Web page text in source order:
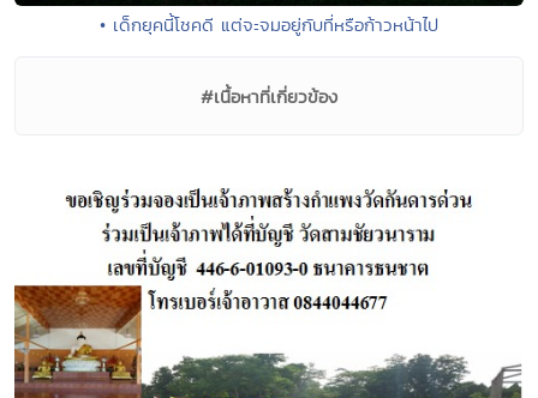
• เด็กยุคนี้โชคดี แต่จะจมอยู่กับที่หรือก้าวหน้าไป
#เนื้อหาที่เกี่ยวข้อง